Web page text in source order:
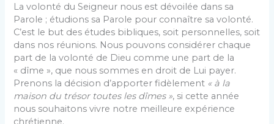
La volonté du Seigneur nous est dévoilée dans sa
Parole ; étudions sa Parole pour connaître sa volonté.
C’est le but des études bibliques, soit personnelles, soit
dans nos réunions. Nous pouvons considérer chaque
part de la volonté de Dieu comme une part de la
« dîme », que nous sommes en droit de Lui payer.
Prenons la décision d’apporter fidèlement « à la
maison du trésor toutes les dîmes », si cette année
nous souhaitons vivre notre meilleure expérience
chrétienne.